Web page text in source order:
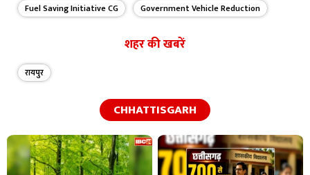
Fuel Saving Initiative CG
Government Vehicle Reduction
शहर की खबरें
रायपुर
CHHATTISGARH